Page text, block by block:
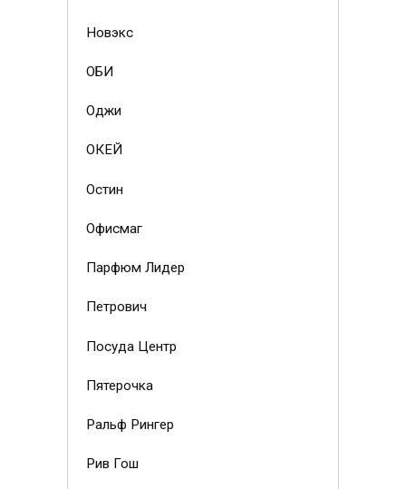
Новэкс
ОБИ
Оджи
ОКЕЙ
Остин
Офисмаг
Парфюм Лидер
Петрович
Посуда Центр
Пятерочка
Ральф Рингер
Рив Гош